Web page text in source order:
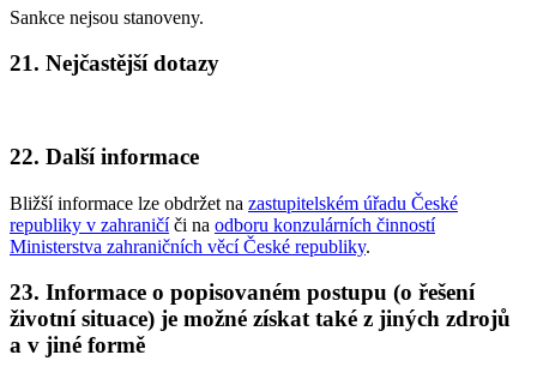
Sankce nejsou stanoveny.
21. Nejčastější dotazy
22. Další informace
Bližší informace lze obdržet na zastupitelském úřadu České
republiky v zahraničíči na odboru konzulárních činností
Ministerstva zahraničních věcí České republiky.
23. Informace o popisovaném postupu (o řešení
životní situace) je možné získat také z jiných zdrojů
a v jiné formě